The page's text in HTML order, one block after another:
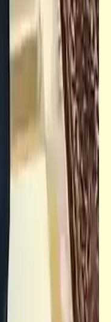
فيدراديو
بشرى
مترو الأسكندرية